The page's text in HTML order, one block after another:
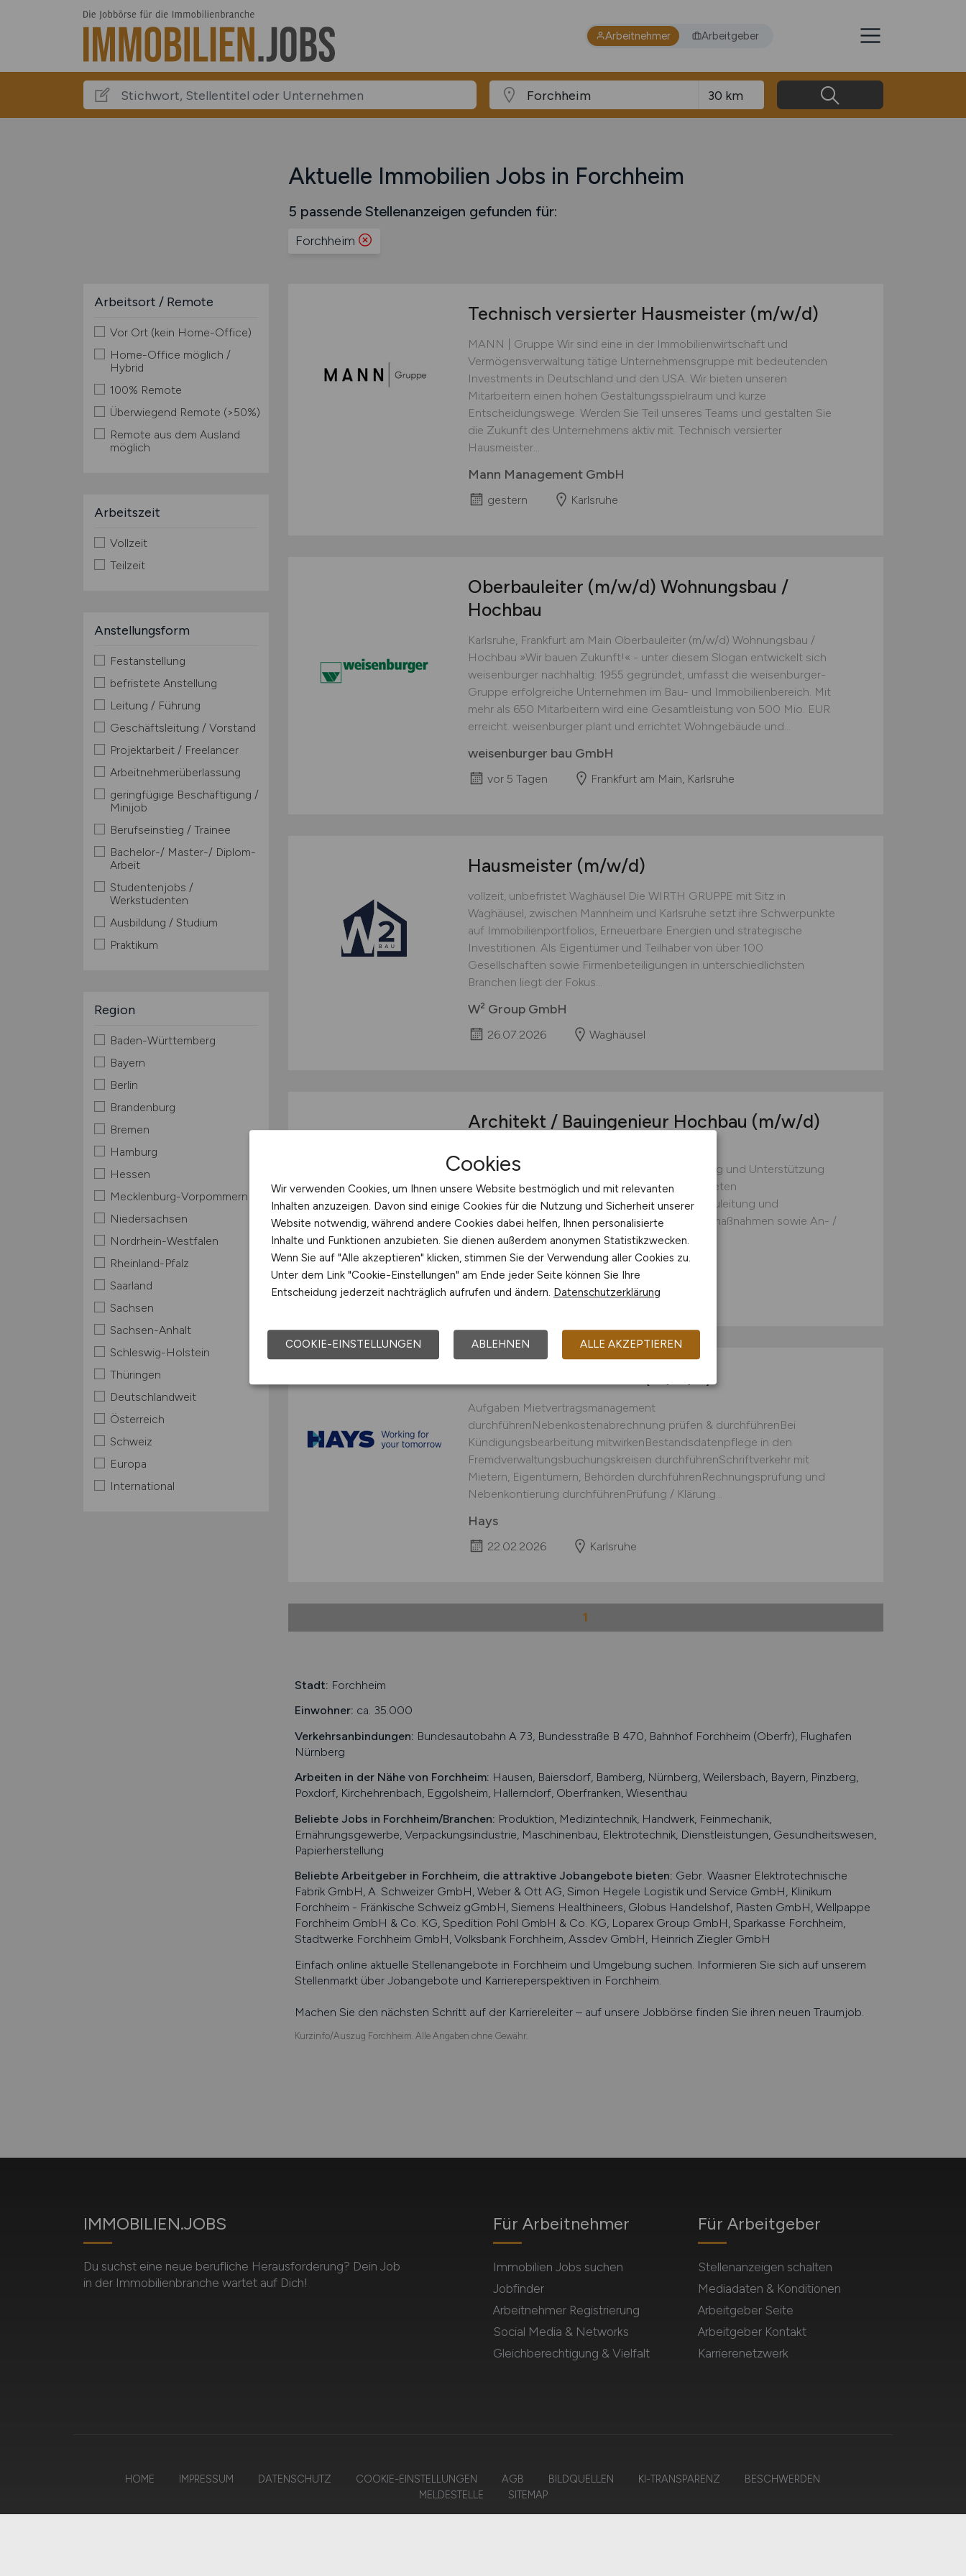
Arbeitnehmer Arbeitgeber
Aktuelle Immobilien Jobs in Forchheim
5 passende Stellenanzeigen gefunden für:
Forchheim
Arbeitsort / Remote
Vor Ort (kein Home-Office)
Home-Office möglich /
Hybrid
100% Remote
Überwiegend Remote (>50%)
Remote aus dem Ausland
möglich
Arbeitszeit
Vollzeit
Teilzeit
Anstellungsform
Festanstellung
befristete Anstellung
Leitung / Führung
Geschäftsleitung / Vorstand
Projektarbeit / Freelancer
Arbeitnehmerüberlassung
geringfügige Beschäftigung /
Minijob
Berufseinstieg / Trainee
Bachelor-/ Master-/ Diplom-
Arbeit
Studentenjobs /
Werkstudenten
Ausbildung / Studium
Praktikum
Region
Baden-Württemberg
Bayern
Berlin
Brandenburg
Bremen
Hamburg
Hessen
Mecklenburg-Vorpommern
Niedersachsen
Nordrhein-Westfalen
Rheinland-Pfalz
Saarland
Sachsen
Sachsen-Anhalt
Schleswig-Holstein
Thüringen
Deutschlandweit
Österreich
Schweiz
Europa
International
Technisch versierter Hausmeister (m/w/d)
MANN | Gruppe Wir sind eine in der Immobilienwirtschaft und
Vermögensverwaltung tätige Unternehmensgruppe mit bedeutenden
Investments in Deutschland und den USA. Wir bieten unseren
Mitarbeitern einen hohen Gestaltungsspielraum und kurze
Entscheidungswege. Werden Sie Teil unseres Teams und gestalten Sie
die Zukunft des Unternehmens aktiv mit. Technisch versierter
Hausmeister...
Mann Management GmbH
gestern Karlsruhe
Oberbauleiter (m/w/d) Wohnungsbau /
Hochbau
Karlsruhe, Frankfurt am Main Oberbauleiter (m/w/d) Wohnungsbau /
Hochbau »Wir bauen Zukunft!« - unter diesem Slogan entwickelt sich
weisenburger nachhaltig: 1955 gegründet, umfasst die weisenburger-
Gruppe erfolgreiche Unternehmen im Bau- und Immobilienbereich. Mit
mehr als 650 Mitarbeitern wird eine Gesamtleistung von 500 Mio. EUR
erreicht. weisenburger plant und errichtet Wohngebäude und...
weisenburger bau GmbH
vor 5 Tagen Frankfurt am Main, Karlsruhe
Hausmeister (m/w/d)
vollzeit, unbefristet Waghäusel Die WIRTH GRUPPE mit Sitz in
Waghäusel, zwischen Mannheim und Karlsruhe setzt ihre Schwerpunkte
auf Immobilienportfolios, Erneuerbare Energien und strategische
Investitionen. Als Eigentümer und Teilhaber von über 100
Gesellschaften sowie Firmenbeteiligungen in unterschiedlichsten
Branchen liegt der Fokus...
W² Group GmbH
26.07.2026 Waghäusel
Architekt / Bauingenieur Hochbau (m/w/d)
GebäudeunterhaltungFachtechnische Steuerung und Unterstützung
von 5 MA im Sachgebiet sowie den 5 zugeordneten
HausmeisternAusschreibung, Durchführung, Bauleitung und
Abrechnung von Instandhaltungs-/ Sanierungsmaßnahmen sowie An- /
Umbauten an gemeindlichen...
Hays
12.04.2026 Birkenfeld
Aufgaben Mietvertragsmanagement
durchführenNebenkostenabrechnung prüfen & durchführenBei
Kündigungsbearbeitung mitwirkenBestandsdatenpflege in den
Fremdverwaltungsbuchungskreisen durchführenSchriftverkehr mit
Mietern, Eigentümern, Behörden durchführenRechnungsprüfung und
Nebenkontierung durchführenPrüfung / Klärung...
Hays
22.02.2026 Karlsruhe
1
Stadt: Forchheim
Einwohner: ca. 35.000
Verkehrsanbindungen: Bundesautobahn A 73, Bundesstraße B 470, Bahnhof Forchheim (Oberfr), Flughafen
Nürnberg
Arbeiten in der Nähe von Forchheim: Hausen, Baiersdorf, Bamberg, Nürnberg, Weilersbach, Bayern, Pinzberg,
Poxdorf, Kirchehrenbach, Eggolsheim, Hallerndorf, Oberfranken, Wiesenthau
Beliebte Jobs in Forchheim/Branchen: Produktion, Medizintechnik, Handwerk, Feinmechanik,
Ernährungsgewerbe, Verpackungsindustrie, Maschinenbau, Elektrotechnik, Dienstleistungen, Gesundheitswesen,
Papierherstellung
Beliebte Arbeitgeber in Forchheim, die attraktive Jobangebote bieten: Gebr. Waasner Elektrotechnische
Fabrik GmbH, A. Schweizer GmbH, Weber & Ott AG, Simon Hegele Logistik und Service GmbH, Klinikum
Forchheim - Fränkische Schweiz gGmbH, Siemens Healthineers, Globus Handelshof, Piasten GmbH, Wellpappe
Forchheim GmbH & Co. KG, Spedition Pohl GmbH & Co. KG, Loparex Group GmbH, Sparkasse Forchheim,
Stadtwerke Forchheim GmbH, Volksbank Forchheim, Assdev GmbH, Heinrich Ziegler GmbH
Einfach online aktuelle Stellenangebote in Forchheim und Umgebung suchen. Informieren Sie sich auf unserem
Stellenmarkt über Jobangebote und Karriereperspektiven in Forchheim
Machen Sie den nächsten Schritt auf der Karriereleiter – auf unsere Jobbörse finden Sie ihren neuen Traumjob.
Kurzinfo/Auszug Forchheim. Alle Angaben ohne Gewähr.
IMMOBILIEN.JOBS
Du suchst eine neue berufliche Herausforderung? Dein Job
in der Immobilienbranche wartet auf Dich!
Für Arbeitnehmer
Immobilien Jobs suchen
Jobfinder
Arbeitnehmer Registrierung
Social Media & Networks
Gleichberechtigung & Vielfalt
Für Arbeitgeber
Stellenanzeigen schalten
Mediadaten & Konditionen
Arbeitgeber Seite
Arbeitgeber Kontakt
Karrierenetzwerk
HOME IMPRESSUM DATENSCHUTZ COOKIE-EINSTELLUNGEN AGB BILDQUELLEN KI-TRANSPARENZ
BESCHWERDEN
MELDESTELLE
SITEMAP
Cookies
Wir verwenden Cookies, um Ihnen unsere Website bestmöglich und mit relevanten
Inhalten anzuzeigen. Davon sind einige Cookies für die Nutzung und Sicherheit unserer
Website notwendig, während andere Cookies dabei helfen, Ihnen personalisierte
Inhalte und Funktionen anzubieten. Sie dienen außerdem anonymen Statistikzwecken.
Wenn Sie auf "Alle akzeptieren" klicken, stimmen Sie der Verwendung aller Cookies zu.
Unter dem Link "Cookie-Einstellungen" am Ende jeder Seite können Sie Ihre
Entscheidung jederzeit nachträglich aufrufen und ändern. Datenschutzerklärung
COOKIE-EINSTELLUNGEN ABLEHNEN ALLE AKZEPTIEREN